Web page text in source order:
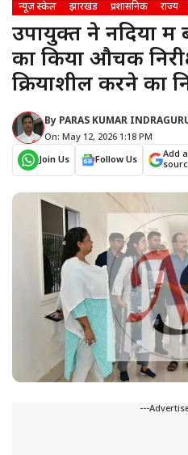
न्यूज़ स्केल झारखंड प्रशासनिक राज्य
उपायुक्त ने नदिया
का किया औचक
क्रियाशील करने का
By PARAS KUMAR
On: May 12, 2026 1:18 PM
Join Us
Follow Us
Add
---